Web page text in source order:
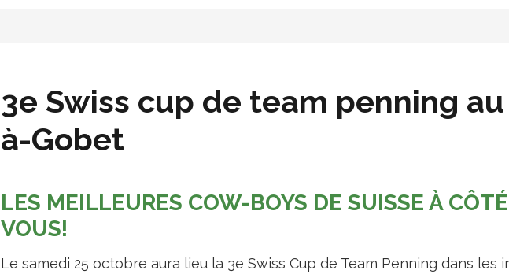
3e Swiss cup de team penning
à-Gobet
LES MEILLEURES COW-BOYS DE SUISSE À
VOUS!
Le samedi 25 octobre aura lieu la 3e Swiss Cup de Team Penning dans les